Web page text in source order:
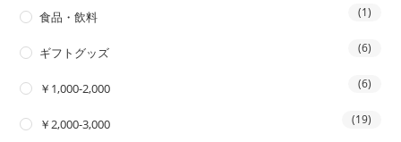
食品・飲料 (1)
ギフトグッズ (6)
￥1,000-2,000 (6)
￥2,000-3,000 (19)